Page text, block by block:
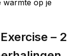
warmte op je
– 2